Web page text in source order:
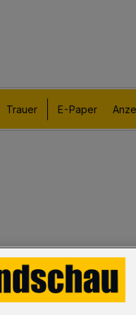
Trauer E-Paper